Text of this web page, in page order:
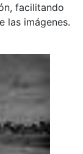
facilitando
las imágenes.